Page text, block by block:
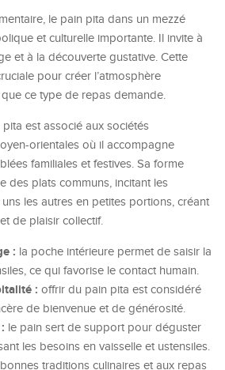
le pain pita dans un mezzé
et culturelle importante. Il invite à
et à la découverte gustative. Cette
pour créer l’atmosphère
ce type de repas demande.
est associé aux sociétés
orientales où il accompagne
familiales et festives. Sa forme
des plats communs, incitant les
les autres en petites portions, créant
de plaisir collectif.
: la poche intérieure permet de saisir la
ce qui favorise le contact humain.
: offrir du pain pita est considéré
de bienvenue et de générosité.
le pain sert de support pour déguster
les besoins en vaisselle et ustensiles.
traditions culinaires et aux repas